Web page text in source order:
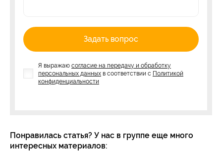
Задать вопрос
Я выражаю согласие на передачу и обработку
персональных данных в соответствии с Политикой
конфиденциальности
Понравилась статья? У нас в группе еще много
интересных материалов: